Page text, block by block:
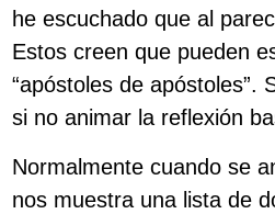
he escuchado que al
Estos creen que pueden
“apóstoles de apóstoles”.
si no animar la reflexión
Normalmente cuando se
nos muestra una lista de